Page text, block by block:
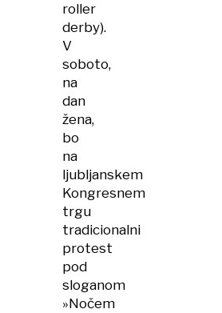
roller
derby).
V
soboto,
na
dan
žena,
bo
na
ljubljanskem
Kongresnem
trgu
tradicionalni
protest
pod
sloganom
»Nočem